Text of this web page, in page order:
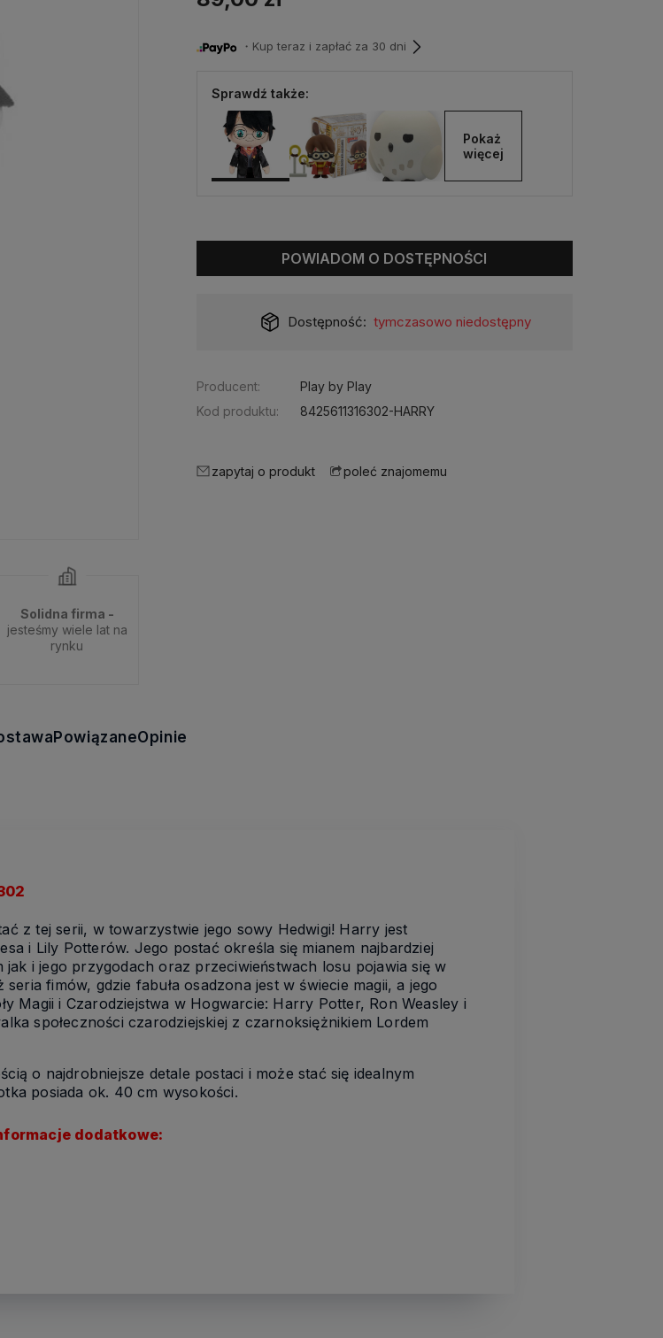
Solidna firma -
jesteśmy wiele lat na
rynku
・Kup teraz i zapłać za 30 dni
Sprawdź także:
Pokaż
więcej
POWIADOM O DOSTĘPNOŚCI
Dostępność: tymczasowo niedostępny
Producent:
Play by Play
Kod produktu:
8425611316302-HARRY
zapytaj o produkt poleć znajomemu
PowiązaneOpinie
z tej serii, w towarzystwie jego sowy Hedwigi! Harry jest
i Lily Potterów. Jego postać określa się mianem najbardziej
i jego przygodach oraz przeciwieństwach losu pojawia się w
fimów, gdzie fabuła osadzona jest w świecie magii, a jego
Magii i Czarodziejstwa w Hogwarcie: Harry Potter, Ron Weasley i
społeczności czarodziejskiej z czarnoksiężnikiem Lordem
o najdrobniejsze detale postaci i może stać się idealnym
posiada ok. 40 cm wysokości.
dodatkowe: